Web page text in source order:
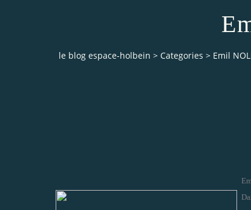
le blog espace-holbein > Categories > Emil